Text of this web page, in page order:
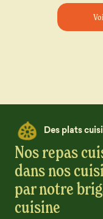
Des plats
Nos repas
dans nos
par notre
cuisine